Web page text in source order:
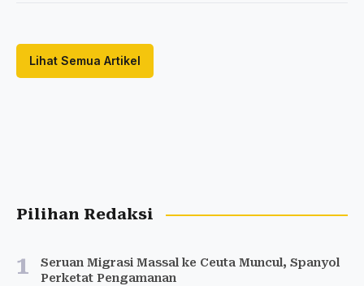
Lihat Semua Artikel
Pilihan Redaksi
1
Seruan Migrasi Massal ke Ceuta Muncul, Spanyol
Perketat Pengamanan